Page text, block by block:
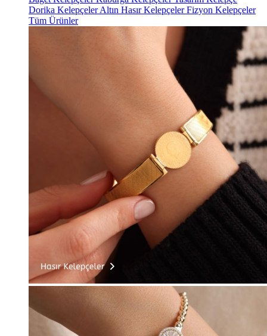
Dorika KelepçelerAltın Hasır KelepçelerFizyon Kelepçeler
Tüm Ürünler